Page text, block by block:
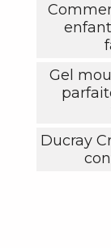
Gel
Ducray